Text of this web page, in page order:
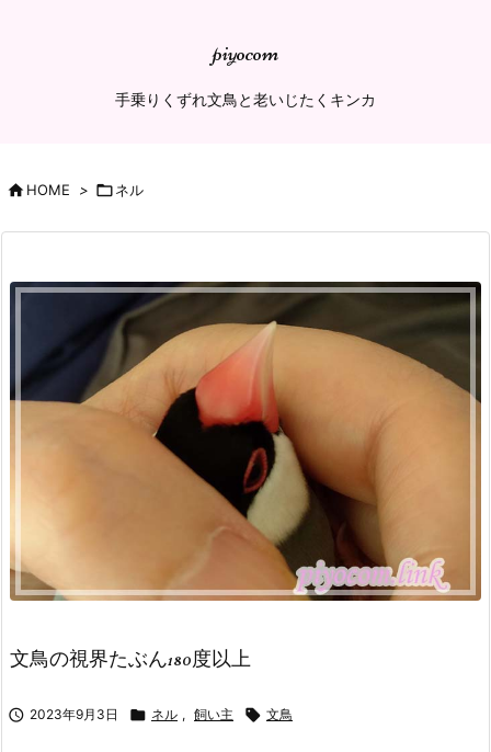
piyocom
手乗りくずれ文鳥と老いじたくキンカ
HOME > ネル
文鳥の視界たぶん180度以上
 2023年9月3日  ネル , 飼い主  文鳥